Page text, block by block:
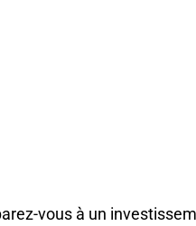
vous à un